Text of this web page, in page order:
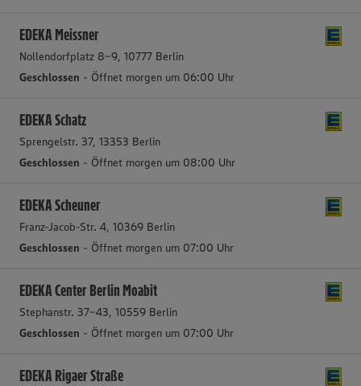
EDEKA Meissner
Nollendorfplatz 8-9, 10777 Berlin
Geschlossen - Öffnet morgen um 06:00 Uhr
EDEKA Schatz
Sprengelstr. 37, 13353 Berlin
Geschlossen - Öffnet morgen um 08:00 Uhr
EDEKA Scheuner
Franz-Jacob-Str. 4, 10369 Berlin
Geschlossen - Öffnet morgen um 07:00 Uhr
EDEKA Center Berlin Moabit
Stephanstr. 37-43, 10559 Berlin
Geschlossen - Öffnet morgen um 07:00 Uhr
EDEKA Rigaer Straße